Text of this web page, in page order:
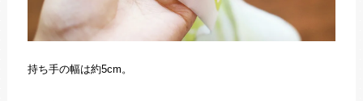
持ち手の幅は約5cm。